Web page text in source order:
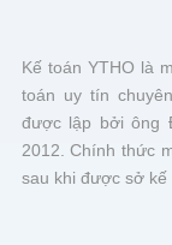
Kế toán YTHO là
toán uy tín
được lập bởi ông
2012. Chính thức
sau khi được sở kế